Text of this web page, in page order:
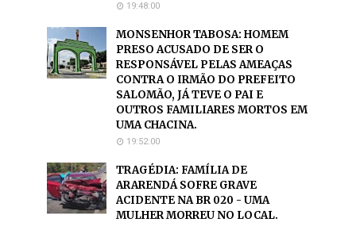
19:48:00
MONSENHOR TABOSA: HOMEM
PRESO ACUSADO DE SER O
RESPONSÁVEL PELAS AMEAÇAS
CONTRA O IRMÃO DO PREFEITO
SALOMÃO, JÁ TEVE O PAI E
OUTROS FAMILIARES MORTOS EM
UMA CHACINA.
19:52:00
TRAGÉDIA: FAMÍLIA DE
ARARENDÁ SOFRE GRAVE
ACIDENTE NA BR 020 - UMA
MULHER MORREU NO LOCAL.